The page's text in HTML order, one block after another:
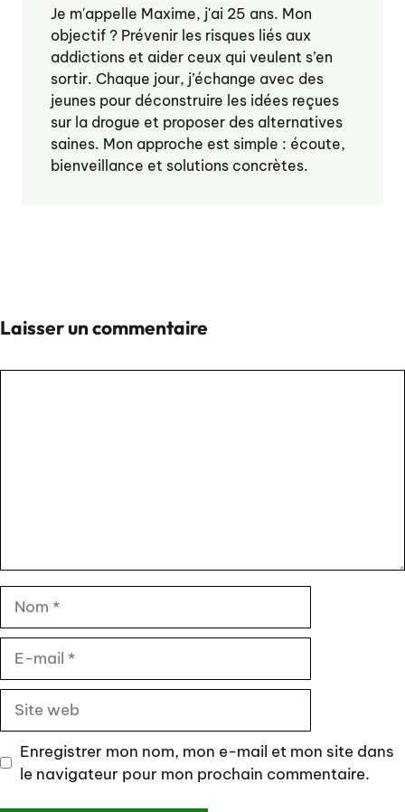
Je m'appelle Maxime, j'ai 25 ans. Mon
objectif ? Prévenir les risques liés aux
addictions et aider ceux qui veulent s’en
sortir. Chaque jour, j’échange avec des
jeunes pour déconstruire les idées reçues
sur la drogue et proposer des alternatives
saines. Mon approche est simple : écoute,
bienveillance et solutions concrètes.
Laisser un commentaire
mail
Site
web
Enregistrer mon nom, mon e-mail et mon site dans
le navigateur pour mon prochain commentaire.